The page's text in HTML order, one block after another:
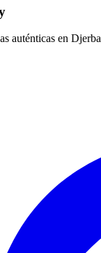
auténticas en